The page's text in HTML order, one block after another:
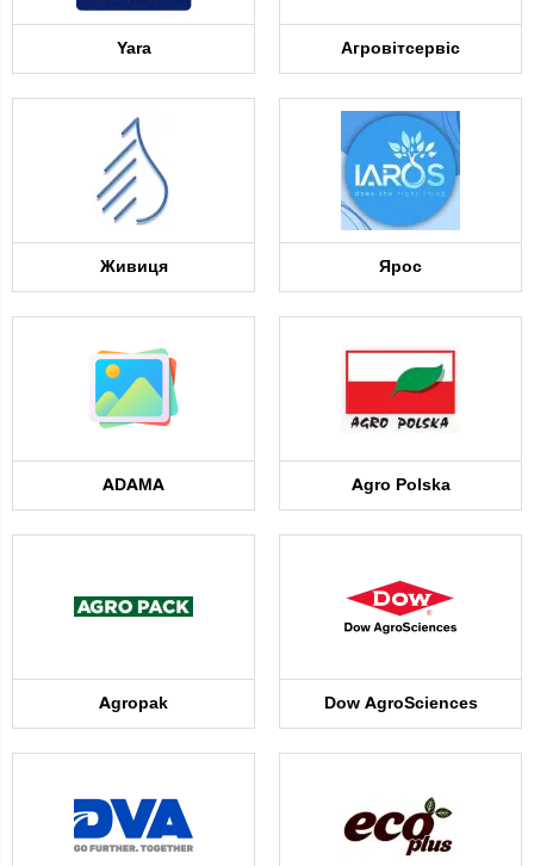
Yara Агровітсервіс
Живиця Ярос
ADAMA Agro Polska
Agropak Dow AgroSciences